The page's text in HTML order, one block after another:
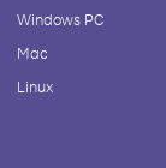
Windows PC
Mac
Linux